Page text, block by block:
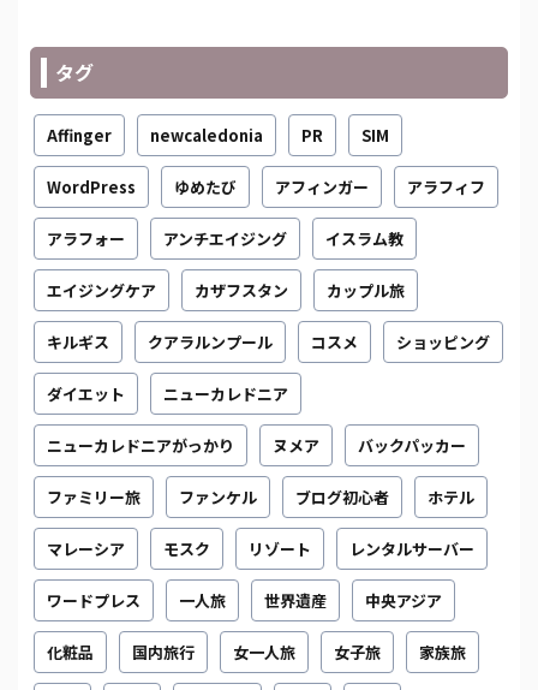
タグ
Affinger newcaledonia PR SIM
WordPress ゆめたび アフィンガー アラフィフ
アラフォー アンチエイジング イスラム教
エイジングケア カザフスタン カップル旅
キルギス クアラルンプール コスメ ショッピング
ダイエット ニューカレドニア
ニューカレドニアがっかり ヌメア バックパッカー
ファミリー旅 ファンケル ブログ初心者 ホテル
マレーシア モスク リゾート レンタルサーバー
ワードプレス 一人旅 世界遺産 中央アジア
化粧品 国内旅行 女一人旅 女子旅 家族旅